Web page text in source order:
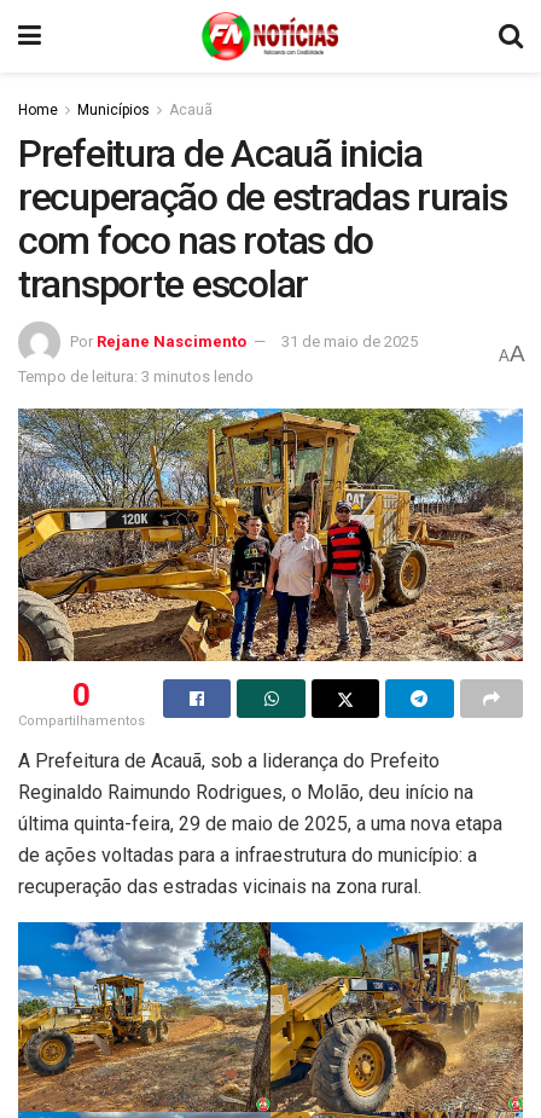
Home Municípios Acauã
Prefeitura de Acauã inicia
recuperação de estradas rurais
com foco nas rotas do
transporte escolar
Por Rejane Nascimento
31 de maio de 2025
Tempo de leitura: 3 minutos lendo
AA
0
Compartilhamentos
A Prefeitura de Acauã, sob a liderança do Prefeito
Reginaldo Raimundo Rodrigues, o Molão, deu início na
última quinta-feira, 29 de maio de 2025, a uma nova etapa
de ações voltadas para a infraestrutura do município: a
recuperação das estradas vicinais na zona rural.